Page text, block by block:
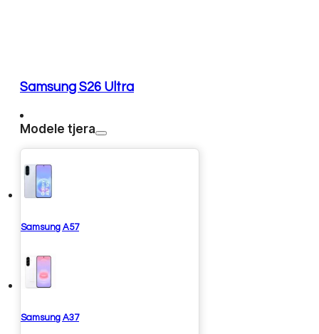
Samsung S26 Ultra
Modele tjera
Samsung A57
Samsung A37